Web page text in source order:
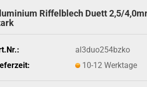
Riffelblech Duett 2,5/
al3duo254bzko
10-12 Werktage